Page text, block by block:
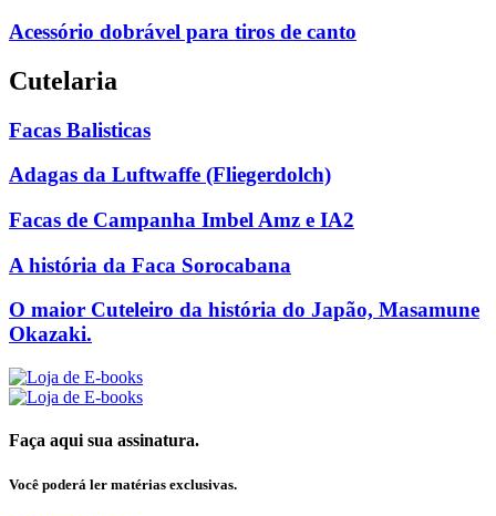
Acessório dobrável para tiros de canto
Cutelaria
Facas Balisticas
Adagas da Luftwaffe (Fliegerdolch)
Facas de Campanha Imbel Amz e IA2
A história da Faca Sorocabana
O maior Cuteleiro da história do Japão, Masamune
Okazaki.
Faça aqui sua assinatura.
Você poderá ler matérias exclusivas.